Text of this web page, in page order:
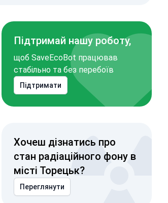
Підтримай нашу роботу,
щоб SaveEcoBot працював
стабільно та без перебоїв
Підтримати
Хочеш дізнатись про
стан радіаційного фону в
місті Торецьк?
Переглянути